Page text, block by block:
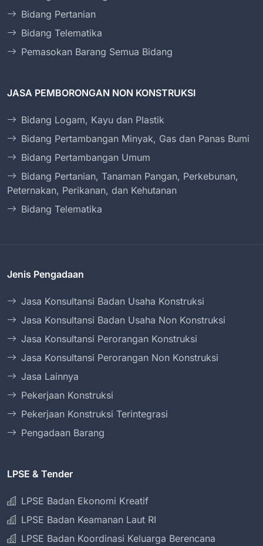
Bidang Pertanian
Bidang Telematika
Pemasokan Barang Semua Bidang
JASA PEMBORONGAN NON KONSTRUKSI
Bidang Logam, Kayu dan Plastik
Bidang Pertambangan Minyak, Gas dan Panas Bumi
Bidang Pertambangan Umum
Bidang Pertanian, Tanaman Pangan, Perkebunan,
Peternakan, Perikanan, dan Kehutanan
Bidang Telematika
Jenis Pengadaan
Jasa Konsultansi Badan Usaha Konstruksi
Jasa Konsultansi Badan Usaha Non Konstruksi
Jasa Konsultansi Perorangan Konstruksi
Jasa Konsultansi Perorangan Non Konstruksi
Jasa Lainnya
Pekerjaan Konstruksi
Pekerjaan Konstruksi Terintegrasi
Pengadaan Barang
LPSE & Tender
LPSE Badan Ekonomi Kreatif
LPSE Badan Keamanan Laut RI
LPSE Badan Koordinasi Keluarga Berencana